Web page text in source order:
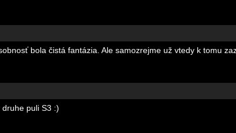
bola čistá fantázia. Ale samozrejme už vtedy k tomu
puli S3 :)